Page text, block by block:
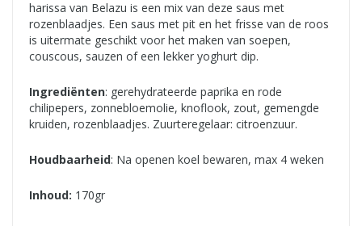
harissa van Belazu is een mix van deze saus met
rozenblaadjes. Een saus met pit en het frisse van de roos
is uitermate geschikt voor het maken van soepen,
couscous, sauzen of een lekker yoghurt dip.
Ingrediënten: gerehydrateerde paprika en rode
chilipepers, zonnebloemolie, knoflook, zout, gemengde
kruiden, rozenblaadjes. Zuurteregelaar: citroenzuur.
Houdbaarheid: Na openen koel bewaren, max 4 weken
Inhoud: 170gr